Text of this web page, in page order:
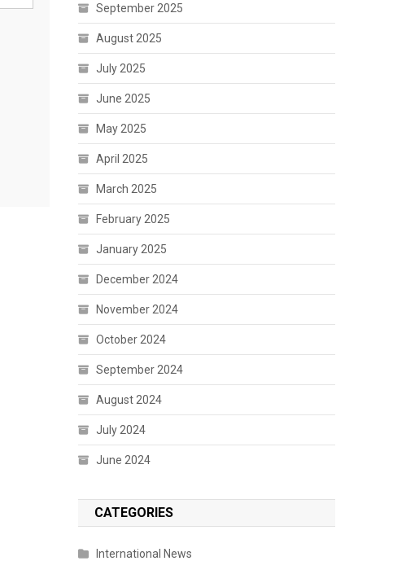
September 2025
August 2025
July 2025
June 2025
May 2025
April 2025
March 2025
February 2025
January 2025
December 2024
November 2024
October 2024
September 2024
August 2024
July 2024
June 2024
CATEGORIES
International News